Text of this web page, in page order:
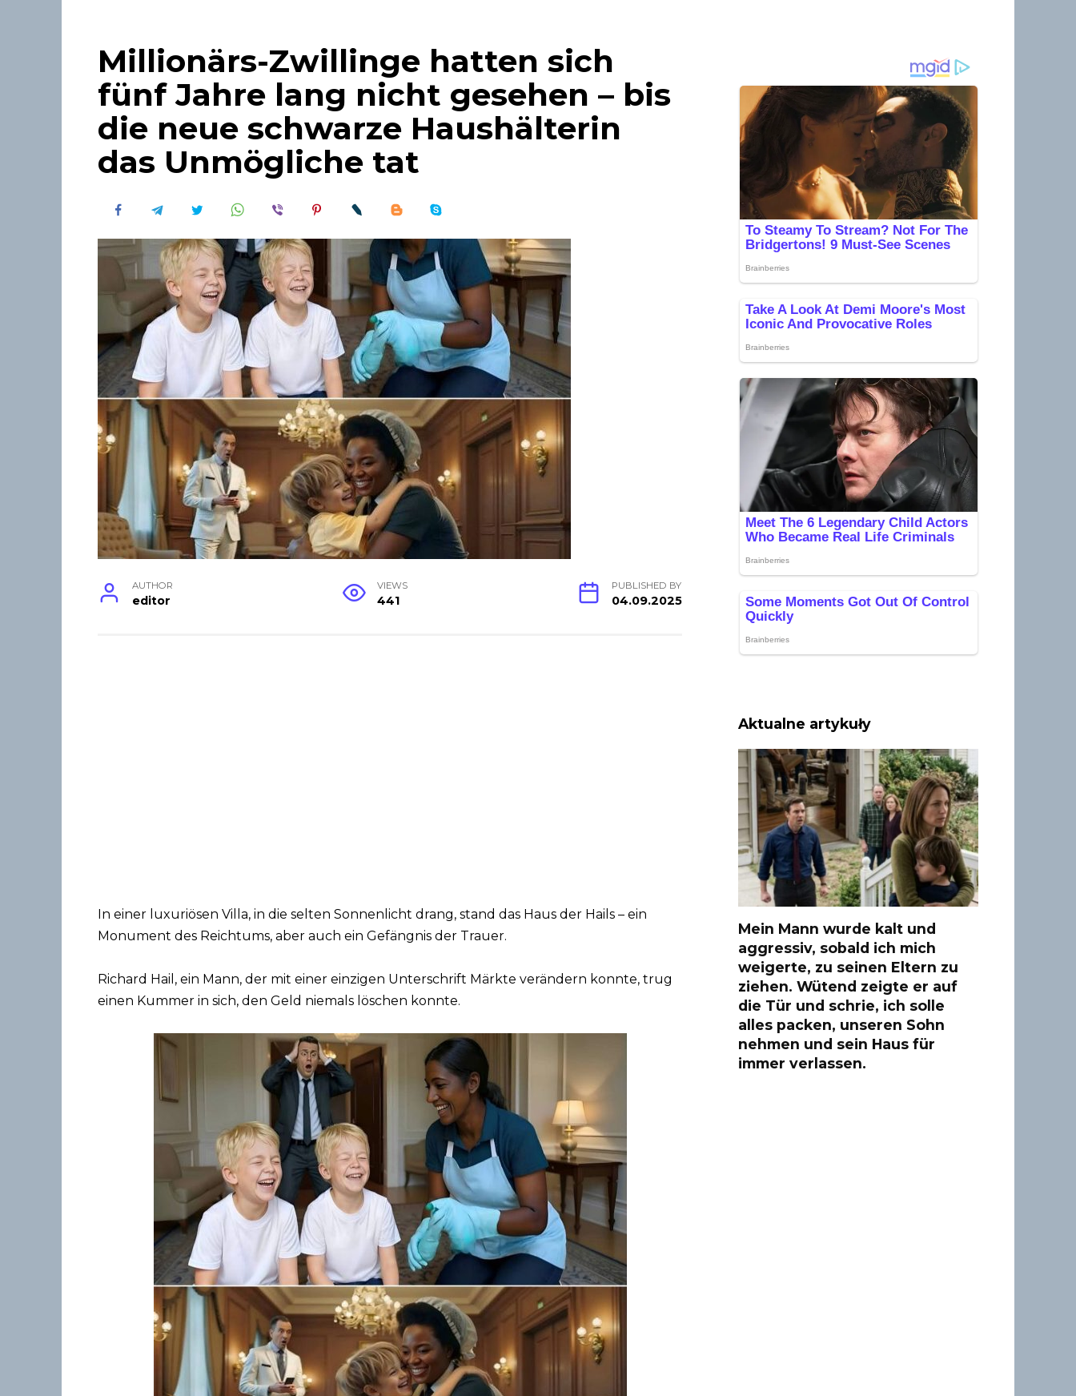
Millionärs-Zwillinge hatten sich
fünf Jahre lang nicht gesehen – bis
die neue schwarze Haushälterin
das Unmögliche tat
AUTHOR
editor
VIEWS
441
PUBLISHED BY
04.09.2025
In einer luxuriösen Villa, in die selten Sonnenlicht drang, stand das Haus der Hails – ein
Monument des Reichtums, aber auch ein Gefängnis der Trauer.
Richard Hail, ein Mann, der mit einer einzigen Unterschrift Märkte verändern konnte, trug
einen Kummer in sich, den Geld niemals löschen konnte.
Aktualne artykuły
Mein Mann wurde kalt und
aggressiv, sobald ich mich
weigerte, zu seinen Eltern zu
ziehen. Wütend zeigte er auf
die Tür und schrie, ich solle
alles packen, unseren Sohn
nehmen und sein Haus für
immer verlassen.